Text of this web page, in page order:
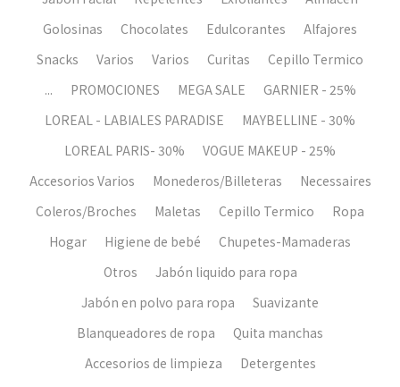
Golosinas
Chocolates Edulcorantes
Alfajores
Snacks
Varios Varios Curitas
Cepillo Termico
...
PROMOCIONES MEGA SALE
GARNIER - 25%
LOREAL - LABIALES PARADISE
MAYBELLINE - 30%
LOREAL PARIS- 30%
VOGUE MAKEUP - 25%
Accesorios Varios
Monederos/Billeteras
Necessaires
Coleros/Broches
Maletas Cepillo Termico
Ropa
Hogar
Higiene de bebé
Chupetes-Mamaderas
Otros
Jabón liquido para ropa
Jabón en polvo para ropa
Suavizante
Blanqueadores de ropa
Quita manchas
Accesorios de limpieza
Detergentes